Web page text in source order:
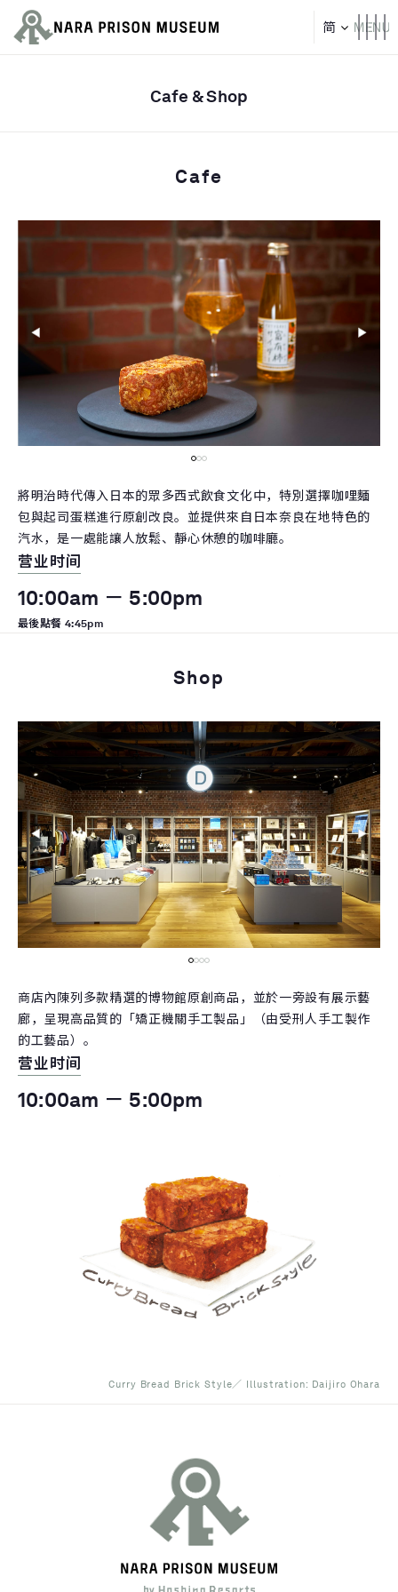
Cafe & Shop
Cafe
將明治時代傳入日本的眾多西式飲食文化中，特別選擇咖哩麵
包與起司蛋糕進行原創改良。並提供來自日本奈良在地特色的
汽水，是一處能讓人放鬆、靜心休憩的咖啡廳。
营业时间
10:00am － 5:00pm
最後點餐 4:45pm
Shop
商店內陳列多款精選的博物館原創商品，並於一旁設有展示藝
廊，呈現高品質的「矯正機關手工製品」（由受刑人手工製作
的工藝品）。
营业时间
10:00am － 5:00pm
Curry Bread Brick Style／ Illustration: Daijiro Ohara